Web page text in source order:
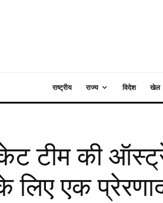
राष्ट्रीय राज्य विदेश खेल
टीम की
लिए एक